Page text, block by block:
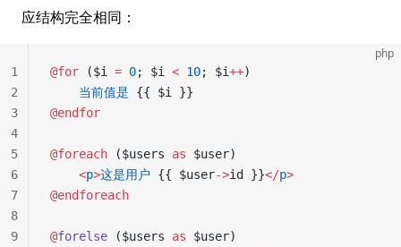
应结构完全相同：
php
@for ($i = 0; $i < 10; $i++)
    当前值是
{{ $i }}
@endfor
@foreach ($users as $user)
    <
p>这是用户 {{ $user->id }}</p>
@endforeach
@forelse ($users as $user)
1
2
3
4
5
6
7
8
9